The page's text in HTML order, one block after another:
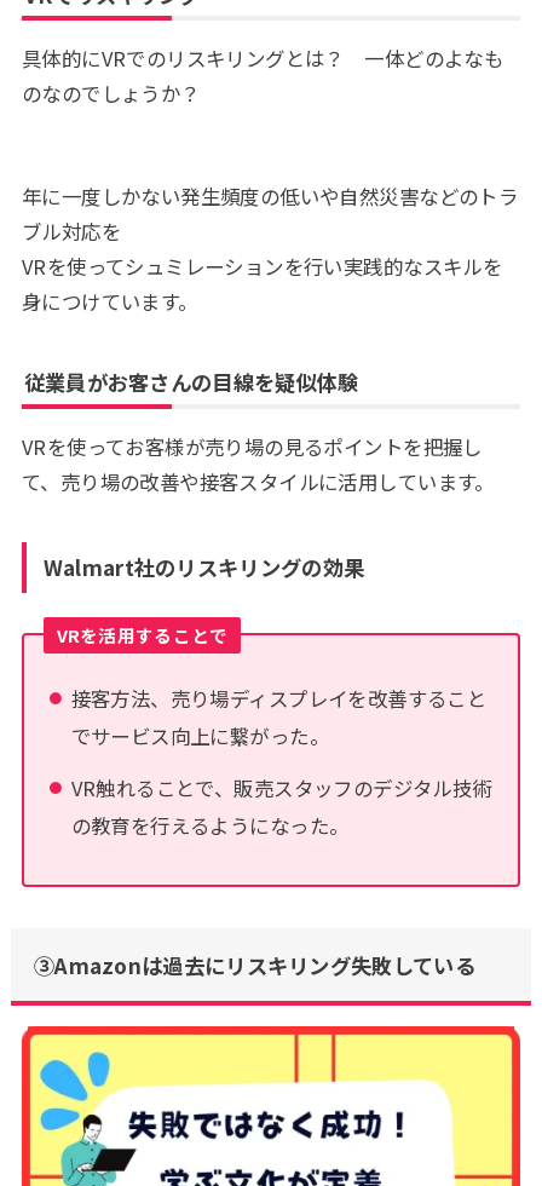
具体的にVRでのリスキリングとは？ 一体どのよなも
のなのでしょうか？
年に一度しかない発生頻度の低いや自然災害などのトラ
ブル対応を
VRを使ってシュミレーションを行い実践的なスキルを
身につけています。
従業員がお客さんの目線を疑似体験
VRを使ってお客様が売り場の見るポイントを把握し
て、売り場の改善や接客スタイルに活用しています。
Walmart社のリスキリングの効果
VRを活用することで
接客方法、売り場ディスプレイを改善すること
でサービス向上に繋がった。
VR触れることで、販売スタッフのデジタル技術
の教育を行えるようになった。
③Amazonは過去にリスキリング失敗している